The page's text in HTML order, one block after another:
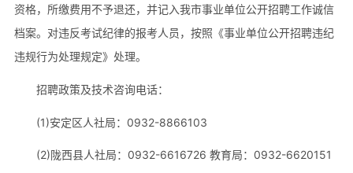
资格，所缴费用不予退还，并记入我市事业单位公开招聘工作诚信
档案。对违反考试纪律的报考人员，按照《事业单位公开招聘违纪
违规行为处理规定》处理。
招聘政策及技术咨询电话：
(1)安定区人社局：0932-8866103
(2)陇西县人社局：0932-6616726 教育局：0932-6620151